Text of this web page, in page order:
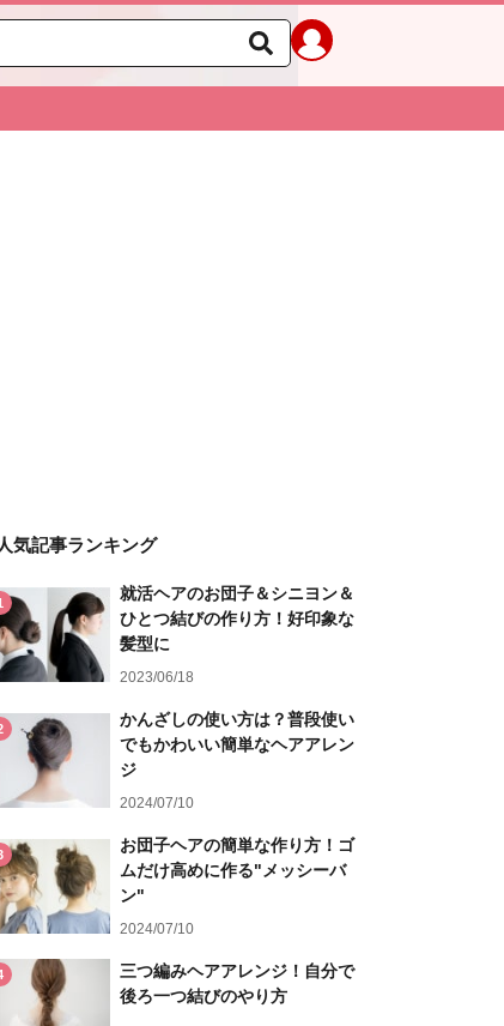
人気記事ランキング
就活ヘアのお団子＆シニヨン＆
ひとつ結びの作り方！好印象な
髪型に
2023/06/18
かんざしの使い方は？普段使い
でもかわいい簡単なヘアアレン
ジ
2024/07/10
お団子ヘアの簡単な作り方！ゴ
ムだけ高めに作る"メッシーバ
ン"
2024/07/10
三つ編みヘアアレンジ！自分で
後ろ一つ結びのやり方